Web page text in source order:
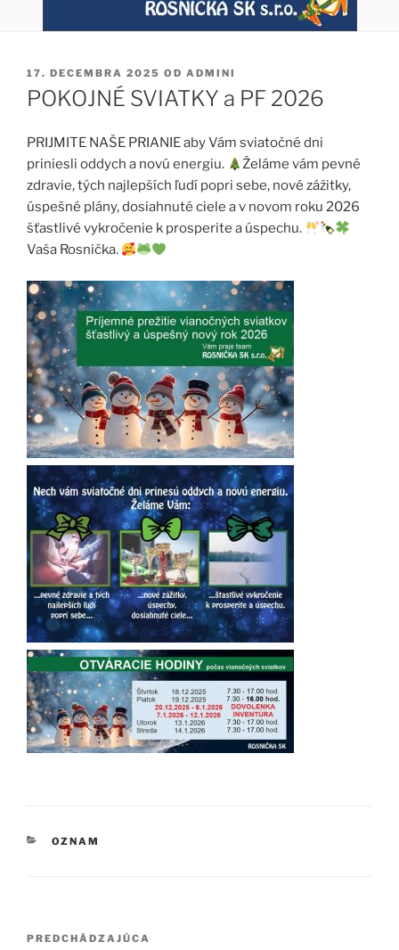
PUBLIKOVANÉ
17. DECEMBRA 2025 OD ADMINI
POKOJNÉ SVIATKY a PF 2026
PRIJMITE NAŠE PRIANIE aby Vám sviatočné dni
priniesli oddych a novú energiu.
Želáme vám pevné
zdravie, tých najlepších ľudí popri sebe, nové zážitky,
úspešné plány, dosiahnuté ciele a v novom roku 2026
šťastlivé vykročenie k prosperite a úspechu.
Vaša Rosnička.
KATEGÓRIE
OZNAM
Navigácia
Predchádzajúci
PREDCHÁDZAJÚCA